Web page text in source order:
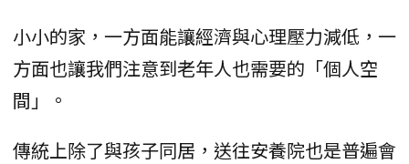
小小的家，一方面能讓經濟與心理壓力減低，一
方面也讓我們注意到老年人也需要的「個人空
間」。
傳統上除了與孩子同居，送往安養院也是普遍會